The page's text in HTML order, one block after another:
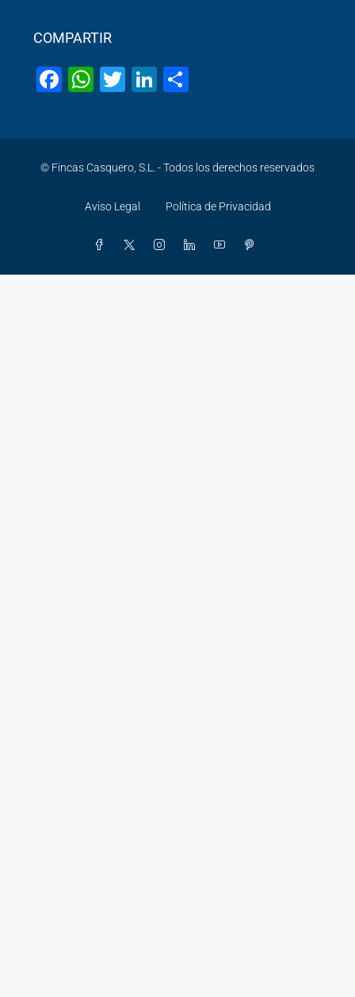
COMPARTIR
Facebook
WhatsApp
TwitterLinkedIn
© Fincas Casquero, S.L. - Todos los derechos reservados
Aviso Legal Política de Privacidad